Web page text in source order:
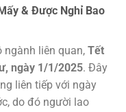
& Được Nghỉ Bao
liên quan, Tết
ngày 1/1/2025. Đây
liên tiếp với ngày
do đó người lao